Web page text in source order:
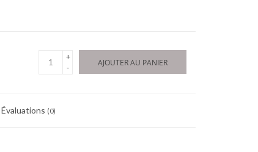
+
-
AJOUTER AU PANIER
Évaluations (0)